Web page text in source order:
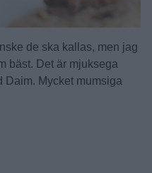
de ska kallas, men jag
bäst. Det är mjuksega
Daim. Mycket mumsiga